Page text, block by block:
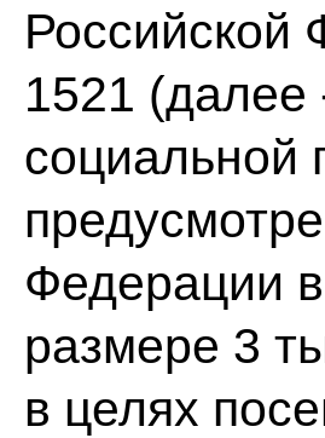
Российской
1521 (далее
социальной
Федерации
размере 3
в целях